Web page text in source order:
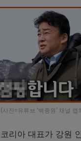
(사진=유튜브 ‘백종원’ 채널 캡
리아 대표가 강원